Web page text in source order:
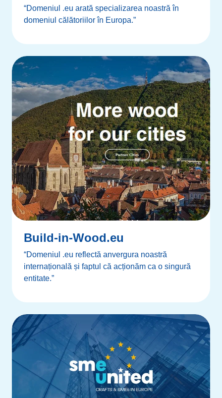
“Domeniul .eu arată specializarea noastră în
domeniul călătoriilor în Europa.”
Build-in-Wood.eu
“Domeniul .eu reflectă anvergura noastră
internațională și faptul că acționăm ca o singură
entitate.”